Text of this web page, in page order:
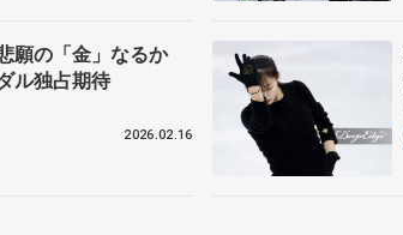
願の「金」なるか
ル独占期待
2026.02.16